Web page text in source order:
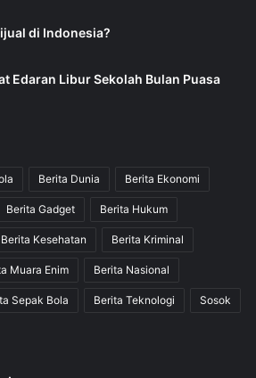
di Indonesia?
Edaran Libur Sekolah Bulan Puasa
Berita Dunia Berita Ekonomi
Berita Gadget Berita Hukum
Berita Kesehatan Berita Kriminal
Muara Enim Berita Nasional
Sepak Bola Berita Teknologi Sosok